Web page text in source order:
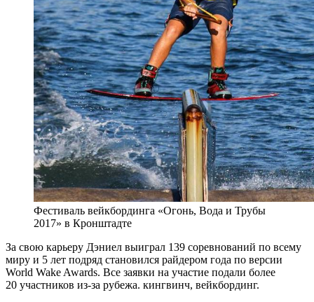
Фестиваль вейкбординга «Огонь, Вода и Трубы
2017» в Кронштадте
За свою карьеру Дэниел выиграл 139 соревнований по всему
миру и 5 лет подряд становился райдером года по версии
World Wake Awards. Все заявки на участие подали более
20 участников из-за рубежа. кингвинч, вейкбординг.